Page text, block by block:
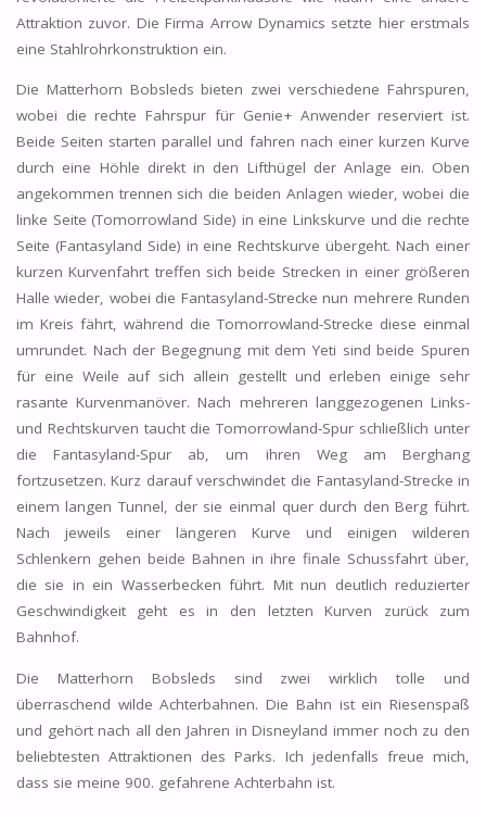
Attraktion zuvor. Die Firma Arrow Dynamics setzte hier erstmals
eine Stahlrohrkonstruktion ein.
Die Matterhorn Bobsleds bieten zwei verschiedene Fahrspuren,
wobei die rechte Fahrspur für Genie+ Anwender reserviert ist.
Beide Seiten starten parallel und fahren nach einer kurzen Kurve
durch eine Höhle direkt in den Lifthügel der Anlage ein. Oben
angekommen trennen sich die beiden Anlagen wieder, wobei die
linke Seite (Tomorrowland Side) in eine Linkskurve und die rechte
Seite (Fantasyland Side) in eine Rechtskurve übergeht. Nach einer
kurzen Kurvenfahrt treffen sich beide Strecken in einer größeren
Halle wieder, wobei die Fantasyland-Strecke nun mehrere Runden
im Kreis fährt, während die Tomorrowland-Strecke diese einmal
umrundet. Nach der Begegnung mit dem Yeti sind beide Spuren
für eine Weile auf sich allein gestellt und erleben einige sehr
rasante Kurvenmanöver. Nach mehreren langgezogenen Links-
und Rechtskurven taucht die Tomorrowland-Spur schließlich unter
die Fantasyland-Spur ab, um ihren Weg am Berghang
fortzusetzen. Kurz darauf verschwindet die Fantasyland-Strecke in
einem langen Tunnel, der sie einmal quer durch den Berg führt.
Nach jeweils einer längeren Kurve und einigen wilderen
Schlenkern gehen beide Bahnen in ihre finale Schussfahrt über,
die sie in ein Wasserbecken führt. Mit nun deutlich reduzierter
Geschwindigkeit geht es in den letzten Kurven zurück zum
Bahnhof.
Die Matterhorn Bobsleds sind zwei wirklich tolle und
überraschend wilde Achterbahnen. Die Bahn ist ein Riesenspaß
und gehört nach all den Jahren in Disneyland immer noch zu den
beliebtesten Attraktionen des Parks. Ich jedenfalls freue mich,
dass sie meine 900. gefahrene Achterbahn ist.